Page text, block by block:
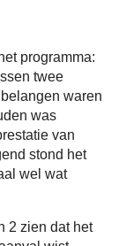
programma:
twee
waren
was
van
stond het
wel wat
2 zien dat het